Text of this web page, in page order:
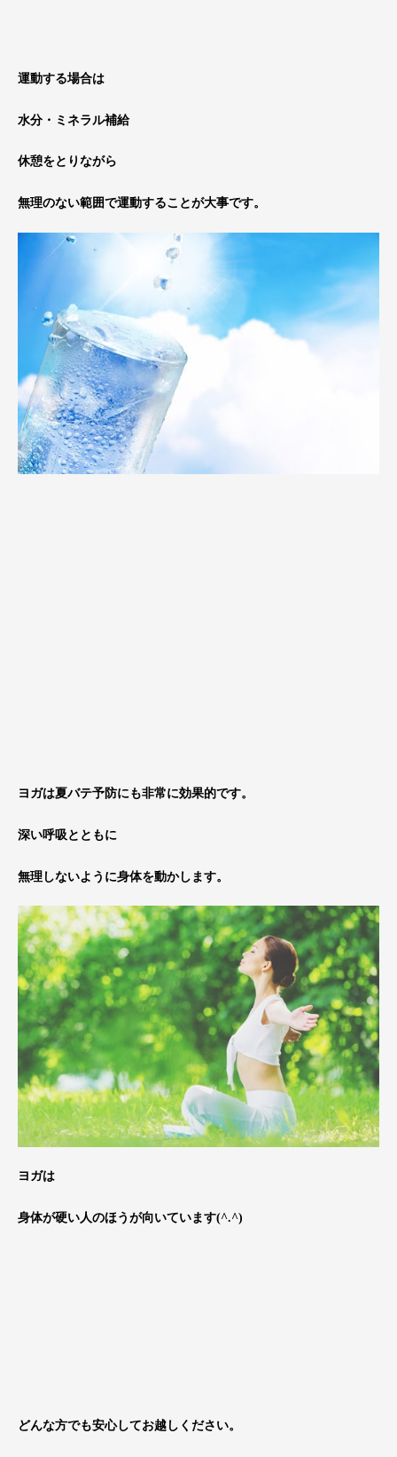
運動する場合は
水分・ミネラル補給
休憩をとりながら
無理のない範囲で運動することが大事です。
ヨガは夏バテ予防にも非常に効果的です。
深い呼吸とともに
無理しないように身体を動かします。
ヨガは
身体が硬い人のほうが向いています(^.^)
どんな方でも安心してお越しください。